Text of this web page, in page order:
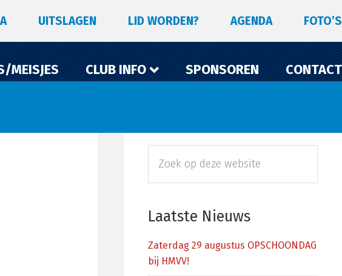
UITSLAGEN LID WORDEN? AGENDA FOTO’S
MEISJES CLUB INFO SPONSOREN CONTACT
Primaire
Sidebar
deze
Laatste Nieuws
Zaterdag 29 augustus OPSCHOONDAG
bij HMVV!